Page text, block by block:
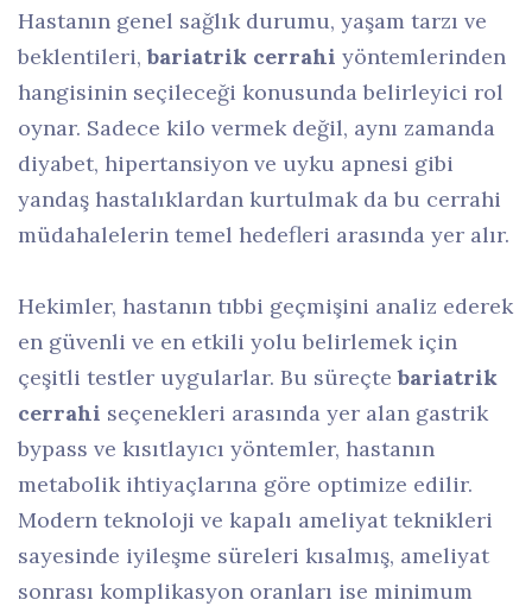
Hastanın genel sağlık durumu, yaşam tarzı ve
beklentileri,bariatrik cerrahi yöntemlerinden
hangisinin seçileceği konusunda belirleyici rol
oynar. Sadece kilo vermek değil, aynı zamanda
diyabet, hipertansiyon ve uyku apnesi gibi
yandaş hastalıklardan kurtulmak da bu cerrahi
müdahalelerin temel hedefleri arasında yer alır.
Hekimler, hastanın tıbbi geçmişini analiz ederek
en güvenli ve en etkili yolu belirlemek için
çeşitli testler uygularlar. Bu süreçtebariatrik
cerrahi seçenekleri arasında yer alan gastrik
bypass ve kısıtlayıcı yöntemler, hastanın
metabolik ihtiyaçlarına göre optimize edilir.
Modern teknoloji ve kapalı ameliyat teknikleri
sayesinde iyileşme süreleri kısalmış, ameliyat
sonrası komplikasyon oranları ise minimum